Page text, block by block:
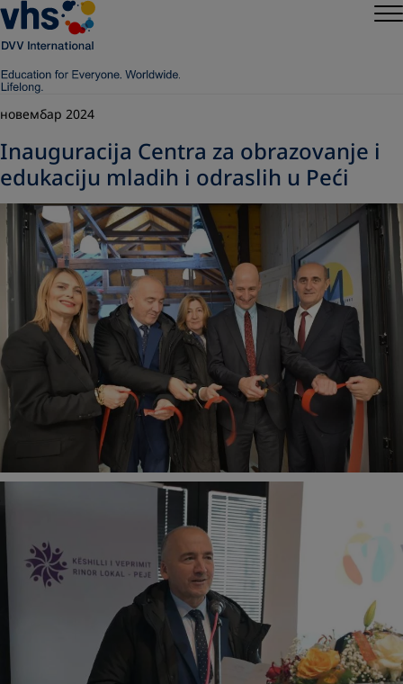
новембар 2024
Inauguracija Centra za obrazovanje i
edukaciju mladih i odraslih u Peći